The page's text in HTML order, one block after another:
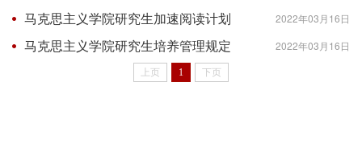
马克思主义学院研究生加速阅读计划 2022年03月16日
马克思主义学院研究生培养管理规定 2022年03月16日
上页 1 下页